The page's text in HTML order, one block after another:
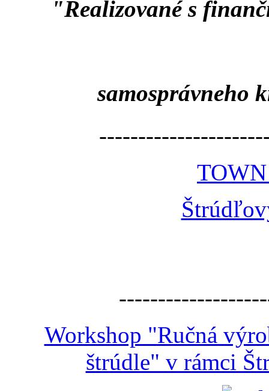
"Realizované s
samosprávneho
Workshop "Ručná
štrúdle" v rámci